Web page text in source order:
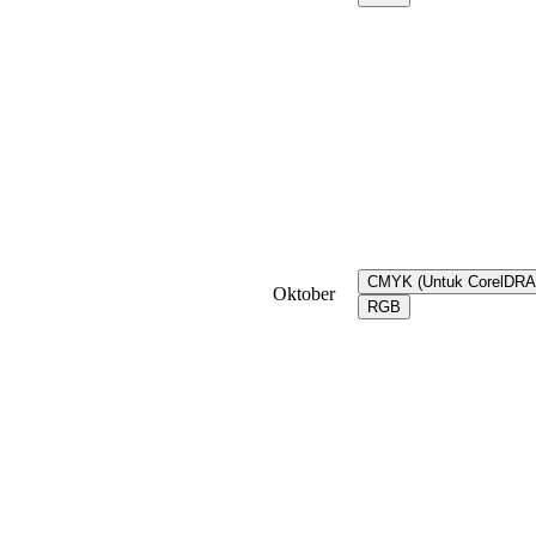
Oktober
CMYK (Untuk
RGB